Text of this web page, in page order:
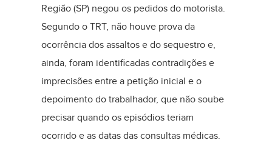
Região (SP) negou os pedidos do motorista.
Segundo o TRT, não houve prova da
ocorrência dos assaltos e do sequestro e,
ainda, foram identificadas contradições e
imprecisões entre a petição inicial e o
depoimento do trabalhador, que não soube
precisar quando os episódios teriam
ocorrido e as datas das consultas médicas.